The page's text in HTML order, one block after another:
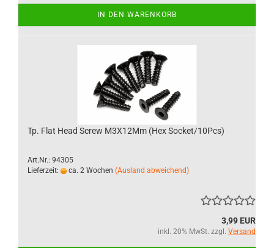
IN DEN WARENKORB
Tp. Flat Head Screw M3X12Mm (Hex Socket/10Pcs)
Art.Nr.: 94305
Lieferzeit:
ca. 2 Wochen (Ausland abweichend)
3,99 EUR
inkl. 20% MwSt. zzgl. Versand